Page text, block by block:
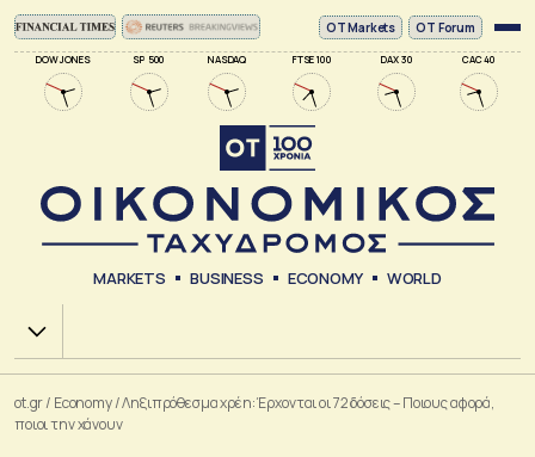
DOW JONES SP 500 NASDAQ FTSE 100 DAX 30 CAC 40
ΟΤ Markets OT Forum
MARKETS BUSINESS ECONOMY WORLD
Χ.Α.
ot.gr/ Economy/Ληξιπρόθεσμα χρέη: Έρχονται οι 72 δόσεις – Ποιους αφορά,
ποιοι την χάνουν